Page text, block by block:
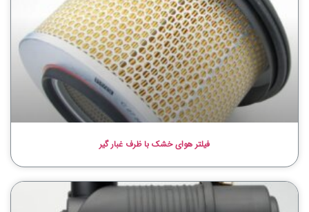
فیلتر هوای خشک با ظرف غبار گیر